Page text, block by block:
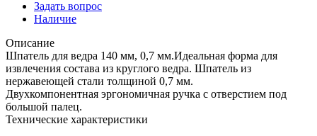
Задать вопрос
Наличие
Описание
Шпатель для ведра 140 мм, 0,7 мм.Идеальная форма для
извлечения состава из круглого ведра. Шпатель из
нержавеющей стали толщиной 0,7 мм.
Двухкомпонентная эргономичная ручка с отверстием под
большой палец.
Технические характеристики